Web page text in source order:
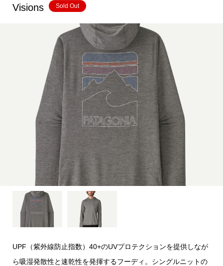
Visions
Sold Out
UPF（紫外線防止指数）40+のUVプロテクションを提供しなが
ら吸湿発散性と速乾性を発揮するフーディ。シングルニットの